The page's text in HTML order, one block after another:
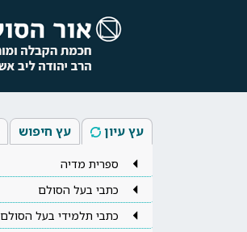
עץ עיון עץ חיפוש
ספרית מדיה
כתבי בעל הסולם
כתבי תלמידי בעל הסולם